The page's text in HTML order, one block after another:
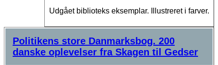
Udgået biblioteks eksemplar. Illustreret i farver.
Politikens store Danmarksbog. 200
danske oplevelser fra Skagen til Gedser